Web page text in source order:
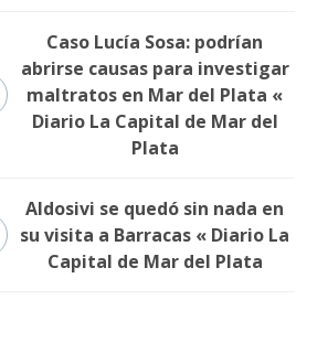
Caso Lucía Sosa: podrían
abrirse causas para investigar
maltratos en Mar del Plata «
Diario La Capital de Mar del
Plata
Aldosivi se quedó sin nada en
su visita a Barracas « Diario La
Capital de Mar del Plata